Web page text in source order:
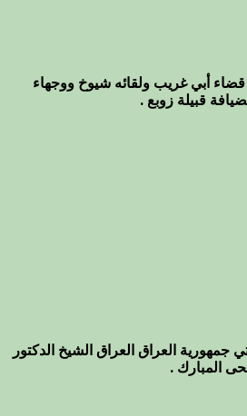
قضاء أبي غريب ولقائه شيوخ ووجهاء
قبيلة زوبع .
جمهورية العراق العراق الشيخ الدكتور
المبارك .